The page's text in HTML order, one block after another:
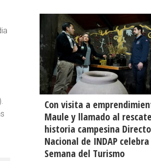
Con visita a
Maule y llamado al
historia campesina
Nacional de INDAP
Semana del Turismo